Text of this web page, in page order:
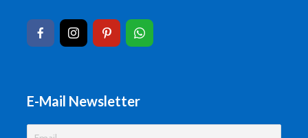
E-Mail Newsletter